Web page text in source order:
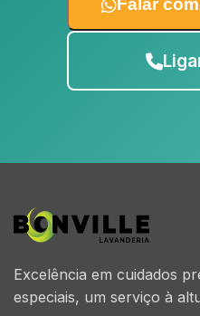
Falar
Excelência em cuidados
especiais, um serviço à